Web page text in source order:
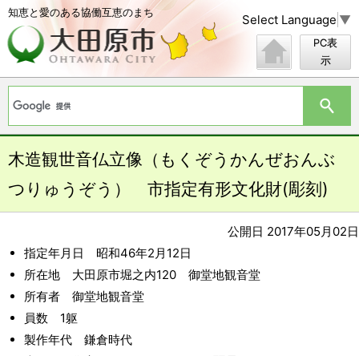
知恵と愛のある協働互恵のまち Select Language ▼
PC表
示
木造観世音仏立像（もくぞうかんぜおんぶ
つりゅうぞう） 市指定有形文化財(彫刻)
公開日 2017年05月02日
指定年月日 昭和46年2月12日
所在地 大田原市堀之内120 御堂地観音堂
所有者 御堂地観音堂
員数 1躯
製作年代 鎌倉時代